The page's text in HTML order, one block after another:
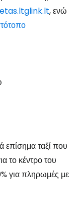
, ενώ
επίσημα ταξί που
το κέντρο του
για πληρωμές με